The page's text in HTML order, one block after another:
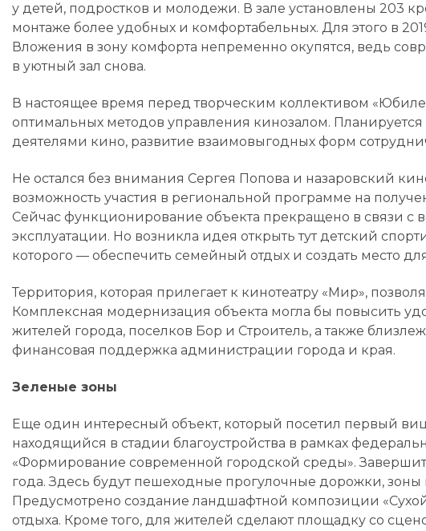
у детей, подростков и молодежи. В зале установлены 203
монтаже более удобных и комфортабельных. Для этого в
Вложения в зону комфорта непременно окупятся, ведь
в уютный зал снова.
В настоящее время перед творческим коллективом
оптимальных методов управления кинозалом.
деятелями кино, развитие взаимовыгодных форм
Не остался без внимания Сергея Попова и назаровский
возможность участия в региональной программе на
Сейчас функционирование объекта прекращено в связи с
эксплуатации. Но возникла идея открыть тут детский
которого — обеспечить семейный отдых и создать место
Территория, которая прилегает к кинотеатру «Мир»,
Комплексная модернизация объекта могла бы повысить
жителей города, поселков Бор и Строитель, а также
финансовая поддержка администрации города и края.
Зеленые зоны
Еще один интересный объект, который посетил первый
находящийся в стадии благоустройства в рамках
«Формирование современной городской среды». Завершить
года. Здесь будут пешеходные прогулочные дорожки,
Предусмотрено создание ландшафтной композиции
отдыха. Кроме того, для жителей сделают площадку со